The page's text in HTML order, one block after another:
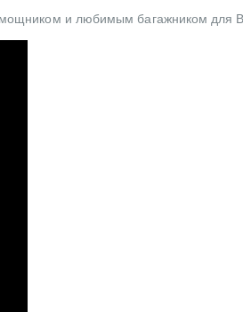
и любимым багажником для